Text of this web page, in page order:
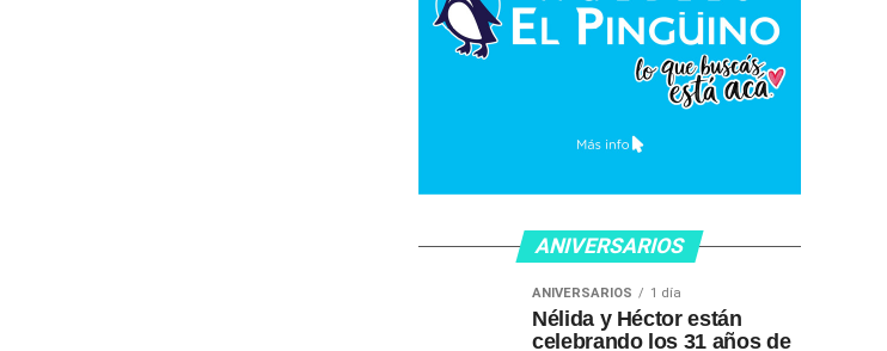
ANIVERSARIOS
ANIVERSARIOS 1 día
Nélida y Héctor están
celebrando los 31 años de